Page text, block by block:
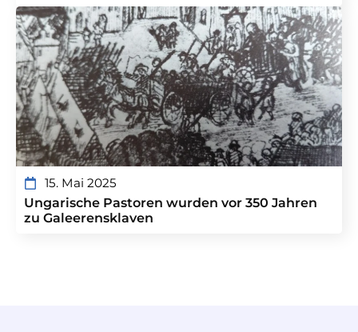
15. Mai 2025
Ungarische Pastoren wurden vor 350 Jahren
zu Galeerensklaven